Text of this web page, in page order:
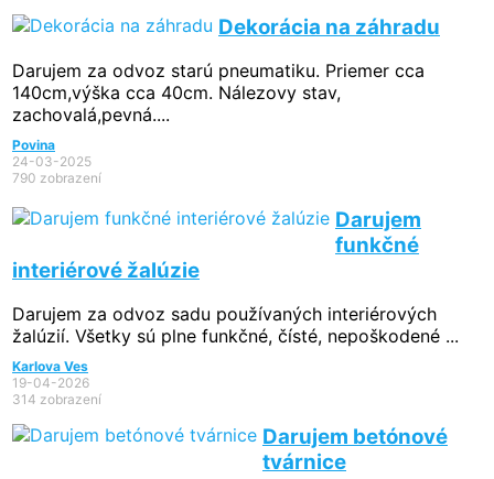
Dekorácia na záhradu
Darujem za odvoz starú pneumatiku. Priemer cca
140cm,výška cca 40cm. Nálezovy stav,
zachovalá,pevná....
Povina
24-03-2025
790 zobrazení
Darujem
funkčné
interiérové žalúzie
Darujem za odvoz sadu používaných interiérových
žalúzií. Všetky sú plne funkčné, čísté, nepoškodené ...
Karlova Ves
19-04-2026
314 zobrazení
Darujem betónové
tvárnice